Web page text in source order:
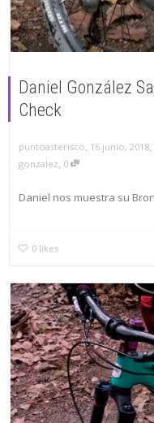
Daniel González
Check
puntoasterisco 16 junio, 2018
gonzalez 0
Daniel nos muestra su
0 likes